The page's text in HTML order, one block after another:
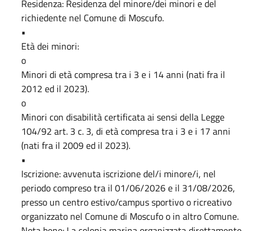
Residenza: Residenza del minore/dei minori e del
richiedente nel Comune di Moscufo.
•
Età dei minori:
o
Minori di età compresa tra i 3 e i 14 anni (nati fra il
2012 ed il 2023).
o
Minori con disabilità certificata ai sensi della Legge
104/92 art. 3 c. 3, di età compresa tra i 3 e i 17 anni
(nati fra il 2009 ed il 2023).
•
Iscrizione: avvenuta iscrizione del/i minore/i, nel
periodo compreso tra il 01/06/2026 e il 31/08/2026,
presso un centro estivo/campus sportivo o ricreativo
organizzato nel Comune di Moscufo o in altro Comune.